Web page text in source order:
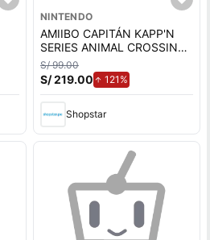
NINTENDO
AMIIBO CAPITÁN KAPP'N
SERIES ANIMAL CROSSING
NINTENDO SWITCH
S/ 99.00
S/ 219.00 121%de aumento.
Shopstar